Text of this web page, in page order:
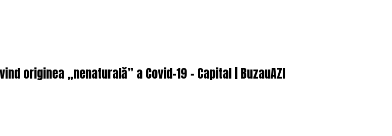
originea „nenaturală” a Covid-19 – Capital | BuzauAZI